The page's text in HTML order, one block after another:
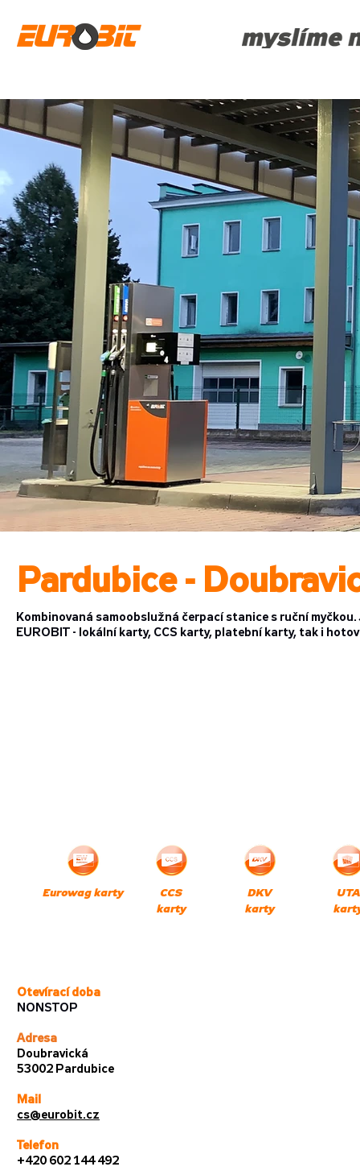
Pardubice -
Kombinovaná samoobslužná čerpací stanice s ruční
EUROBIT - lokální karty, CCS karty, platební karty, tak i
Eurowag karty
CCS
karty
DKV
karty
UTA
Otevírací doba
NONSTOP
Adresa
Doubravická
53002 Pardubice
Mail
cs@eurobit.cz
Telefon
+420 602 144 492